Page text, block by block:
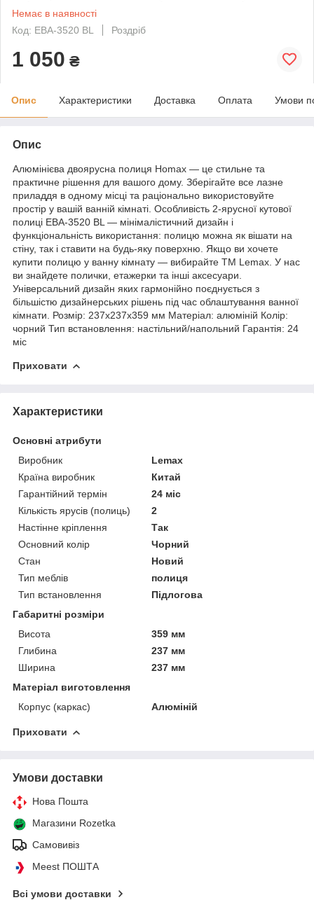
Немає в наявності
Код: EBA-3520 BL
Роздріб
1 050 ₴
Опис Характеристики Доставка Оплата Умови
Опис
Алюмінієва двоярусна полиця Homax — це стильне та
практичне рішення для вашого дому. Зберігайте все лазне
приладдя в одному місці та раціонально використовуйте
простір у вашій ванній кімнаті. Особливість 2-ярусної кутової
полиці EBA-3520 BL — мінімалістичний дизайн і
функціональність використання: полицю можна як вішати на
стіну, так і ставити на будь-яку поверхню. Якщо ви хочете
купити полицю у ванну кімнату — вибирайте ТМ Lemax. У нас
ви знайдете полички, етажерки та інші аксесуари.
Універсальний дизайн яких гармонійно поєднується з
більшістю дизайнерських рішень під час облаштування ванної
кімнати. Розмір: 237х237х359 мм Матеріал: алюміній Колір:
чорний Тип встановлення: настільний/напольний Гарантія: 24
міс
Приховати
Характеристики
Основні атрибути
Виробник
Lemax
Країна виробник
Китай
Гарантійний термін
24 міс
Кількість ярусів (полиць)
2
Настінне кріплення
Так
Основний колір
Чорний
Стан
Новий
Тип меблів
полиця
Тип встановлення
Підлогова
Габаритні розміри
Висота
359 мм
Глибина
237 мм
Ширина
237 мм
Матеріал виготовлення
Корпус (каркас)
Алюміній
Приховати
Умови доставки
Нова Пошта
Магазини Rozetka
Самовивіз
Meest ПОШТА
Всі умови доставки